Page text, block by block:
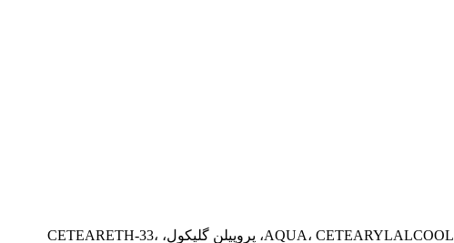
AQUA، CETEARYLALCOOL، GLYCERIN، PARAFFINUM LIQUIDUM، PARAFFINUM ACID، PALMITIC ACID، PUNUS AMYGDALUS DULCIS OIL، پروپیلن گلیکول، CETEARETH-33،